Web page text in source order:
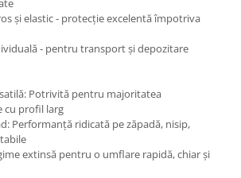
și elastic - protecție excelentă împotriva
- pentru transport și depozitare
Potrivită pentru majoritatea
cu profil larg
Performanță ridicată pe zăpadă, nisip,
extinsă pentru o umflare rapidă, chiar și